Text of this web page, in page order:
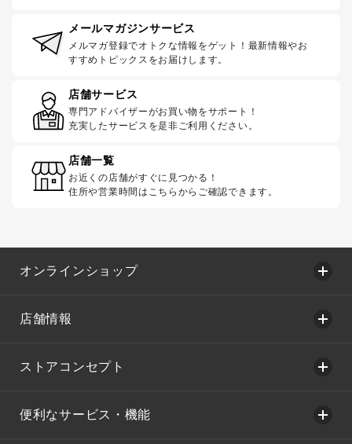
メールマガジンサービス
メルマガ登録でオトクな情報をゲット！最新情報やお
すすめトピックスをお届けします。
店舗サービス
専門アドバイザーがお買い物をサポート！
充実したサービスを是非ご利用ください。
店舗一覧
お近くの店舗がすぐに見つかる！
住所や営業時間はこちらからご確認できます。
オンラインショップ
店舗情報
ストアコンセプト
便利なサービス・機能